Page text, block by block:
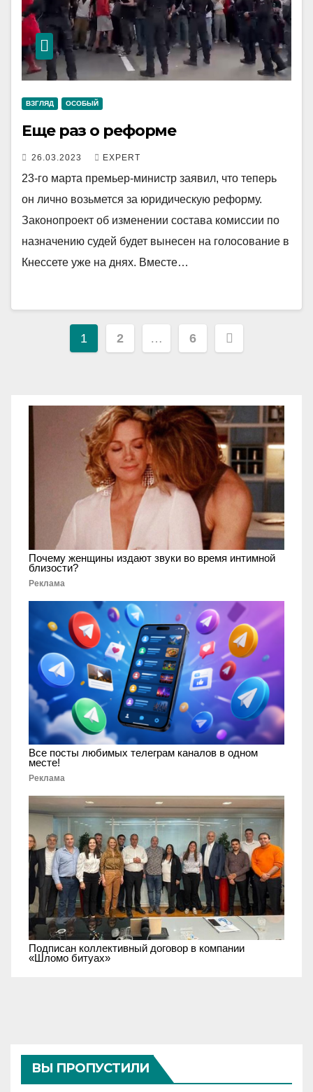
ВЗГЛЯД ОСОБЫЙ
Еще раз о реформе
26.03.2023 EXPERT
23-го марта премьер-министр заявил, что теперь
он лично возьмется за юридическую реформу.
Законопроект об изменении состава комиссии по
назначению судей будет вынесен на голосование в
Кнессете уже на днях. Вместе…
Пагинация
1 2 … 6
Почему женщины издают звуки во время интимной
близости?
Реклама
Все посты любимых телеграм каналов в одном
месте!
Реклама
Подписан коллективный договор в компании
«Шломо битуах»
ВЫ ПРОПУСТИЛИ